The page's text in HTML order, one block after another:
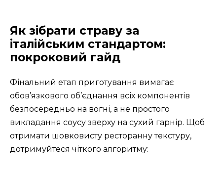
Як зібрати страву за
італійським стандартом:
покроковий гайд
Фінальний етап приготування вимагає
обов’язкового об’єднання всіх компонентів
безпосередньо на вогні, а не простого
викладання соусу зверху на сухий гарнір. Щоб
отримати шовковисту ресторанну текстуру,
дотримуйтеся чіткого алгоритму: